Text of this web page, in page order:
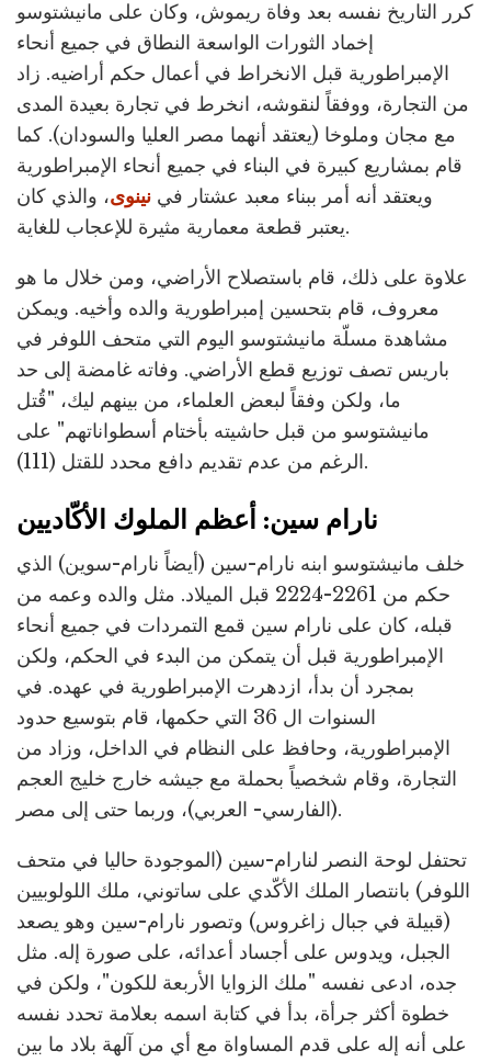
كرر التاريخ نفسه بعد وفاة ريموش، وكان على مانيشتوسو
إخماد الثورات الواسعة النطاق في جميع أنحاء
الإمبراطورية قبل الانخراط في أعمال حكم أراضيه. زاد
من التجارة، ووفقاً لنقوشه، انخرط في تجارة بعيدة المدى
مع مجان وملوخا (يعتقد أنهما مصر العليا والسودان). كما
قام بمشاريع كبيرة في البناء في جميع أنحاء الإمبراطورية
ويعتقد أنه أمر ببناء معبد عشتار في نينوى، والذي كان
يعتبر قطعة معمارية مثيرة للإعجاب للغاية.
علاوة على ذلك، قام باستصلاح الأراضي، ومن خلال ما هو
معروف، قام بتحسين إمبراطورية والده وأخيه. ويمكن
مشاهدة مسلّة مانيشتوسو اليوم التي متحف اللوفر في
باريس تصف توزيع قطع الأراضي. وفاته غامضة إلى حد
ما، ولكن وفقاً لبعض العلماء، من بينهم ليك، "قُتل
مانيشتوسو من قبل حاشيته بأختام أسطواناتهم" على
الرغم من عدم تقديم دافع محدد للقتل (111).
نارام سين: أعظم الملوك الأكّاديين
خلف مانيشتوسو ابنه نارام-سين (أيضاً نارام-سوين) الذي
حكم من 2261-2224 قبل الميلاد. مثل والده وعمه من
قبله، كان على نارام سين قمع التمردات في جميع أنحاء
الإمبراطورية قبل أن يتمكن من البدء في الحكم، ولكن
بمجرد أن بدأ، ازدهرت الإمبراطورية في عهده. في
السنوات ال 36 التي حكمها، قام بتوسيع حدود
الإمبراطورية، وحافظ على النظام في الداخل، وزاد من
التجارة، وقام شخصياً بحملة مع جيشه خارج خليج العجم
(الفارسي- العربي)، وربما حتى إلى مصر.
تحتفل لوحة النصر لنارام-سين (الموجودة حاليا في متحف
اللوفر) بانتصار الملك الأكّدي على ساتوني، ملك اللولوبيين
(قبيلة في جبال زاغروس) وتصور نارام-سين وهو يصعد
الجبل، ويدوس على أجساد أعدائه، على صورة إله. مثل
جده، ادعى نفسه "ملك الزوايا الأربعة للكون"، ولكن في
خطوة أكثر جرأة، بدأ في كتابة اسمه بعلامة تحدد نفسه
على أنه إله على قدم المساواة مع أي من آلهة بلاد ما بين